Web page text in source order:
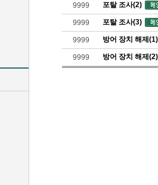
9999 포탈 조사(2)
9999 포탈 조사(3)
9999 방어 장치 해제(1)
9999 방어 장치 해제(2)